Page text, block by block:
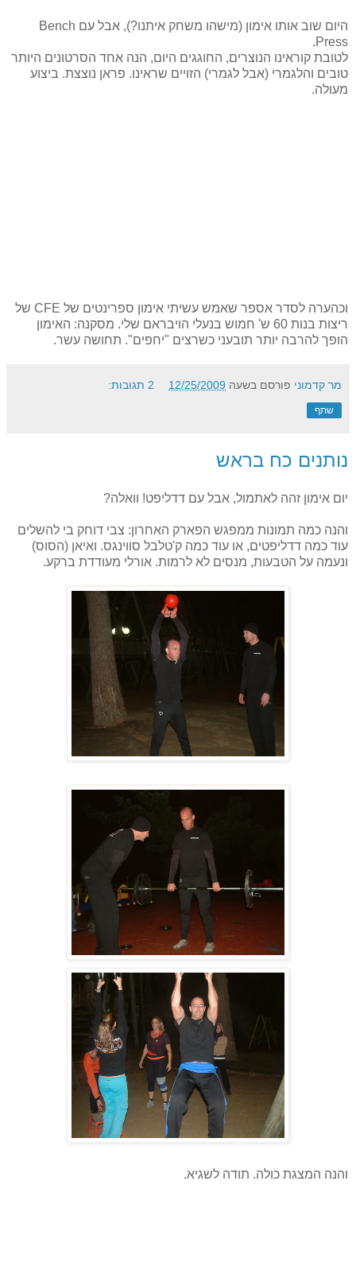
היום שוב אותו אימון (מישהו משחק איתנו?), אבל עם Bench
Press.
לטובת קוראינו הנוצרים, החוגגים היום, הנה אחד הסרטונים היותר
טובים והלגמרי (אבל לגמרי) הזויים שראינו. פראן נוצצת. ביצוע
מעולה.
וכהערה לסדר אספר שאמש עשיתי אימון ספרינטים של CFE של
ריצות בנות 60 ש' חמוש בנעלי הויבראם שלי. מסקנה: האימון
הופך להרבה יותר תובעני כשרצים "יחפים". תחושה עשר.
מר קדמוני פורסם בשעה 12/25/2009 2 תגובות:
שתף
נותנים כח בראש
יום אימון זהה לאתמול, אבל עם דדליפט! וואלה?
והנה כמה תמונות ממפגש הפארק האחרון: צבי דוחק בי להשלים
עוד כמה דדליפטים, או עוד כמה ק'טלבל סווינגס. ואיאן (הסוס)
ונעמה על הטבעות, מנסים לא לרמות. אורלי מעודדת ברקע.
והנה המצגת כולה. תודה לשגיא.